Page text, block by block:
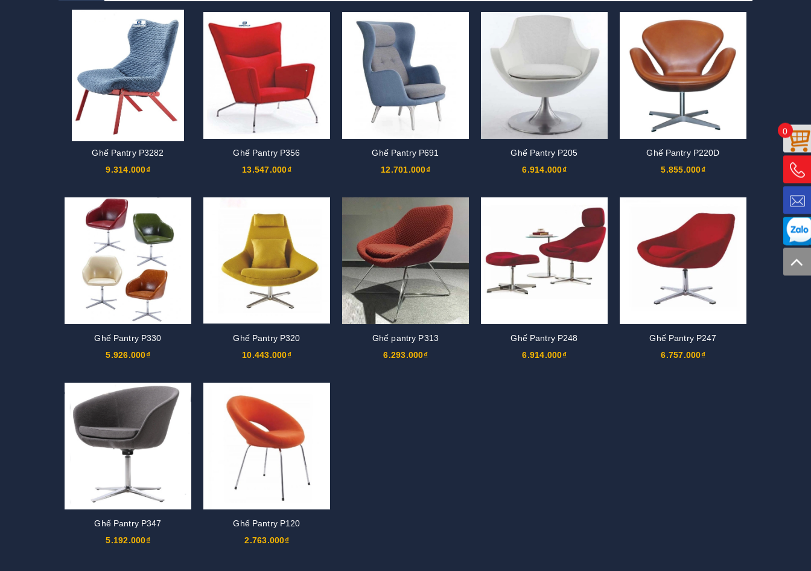
Ghế Pantry P3282
9.314.000₫
Ghế Pantry P356
13.547.000₫
Ghế Pantry P691
12.701.000₫
Ghế Pantry P205
6.914.000₫
Ghế Pantry P220D
5.855.000₫
Ghế Pantry P330
5.926.000₫
Ghế Pantry P320
10.443.000₫
Ghế pantry P313
6.293.000₫
Ghế Pantry P248
6.914.000₫
Ghế Pantry P247
6.757.000₫
Ghế Pantry P347
5.192.000₫
Ghế Pantry P120
2.763.000₫
0